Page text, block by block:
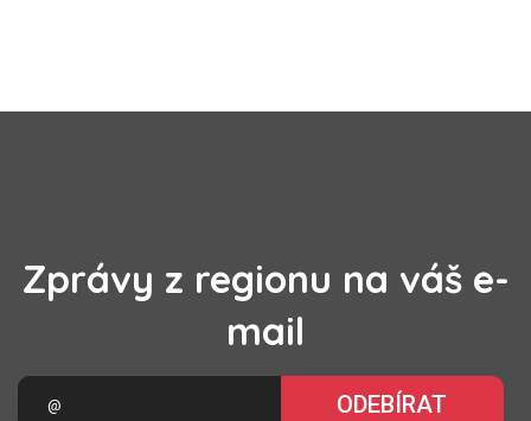
Zprávy z regionu na váš e-
mail
ODEBÍRAT